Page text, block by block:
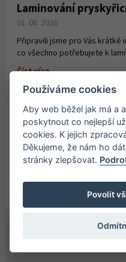
Laminování
01. 08. 2026
Připravili jsme pro Vás krátké
co všechno potřebujete k
Číst více
Paddleboardy
27. 06. 2026
Číst více
Používáme cookies
Aby web běžel jak má a
poskytnout co nejlepší
cookies. K jejich
Děkujeme, že nám ho
stránky zlepšovat.
Povolit